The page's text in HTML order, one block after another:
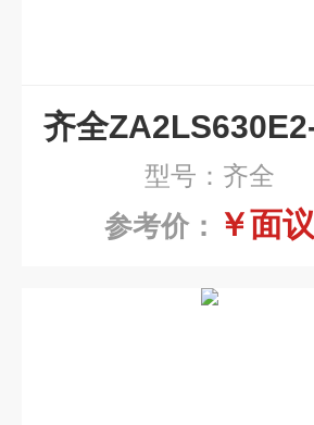
型号：齐全
参考价： ￥面议